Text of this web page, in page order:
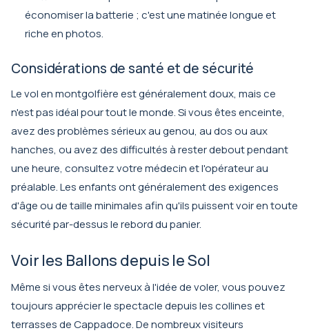
économiser la batterie ; c'est une matinée longue et
riche en photos.
Considérations de santé et de sécurité
Le vol en montgolfière est généralement doux, mais ce
n'est pas idéal pour tout le monde. Si vous êtes enceinte,
avez des problèmes sérieux au genou, au dos ou aux
hanches, ou avez des difficultés à rester debout pendant
une heure, consultez votre médecin et l'opérateur au
préalable. Les enfants ont généralement des exigences
d'âge ou de taille minimales afin qu'ils puissent voir en toute
sécurité par-dessus le rebord du panier.
Voir les Ballons depuis le Sol
Même si vous êtes nerveux à l'idée de voler, vous pouvez
toujours apprécier le spectacle depuis les collines et
terrasses de Cappadoce. De nombreux visiteurs